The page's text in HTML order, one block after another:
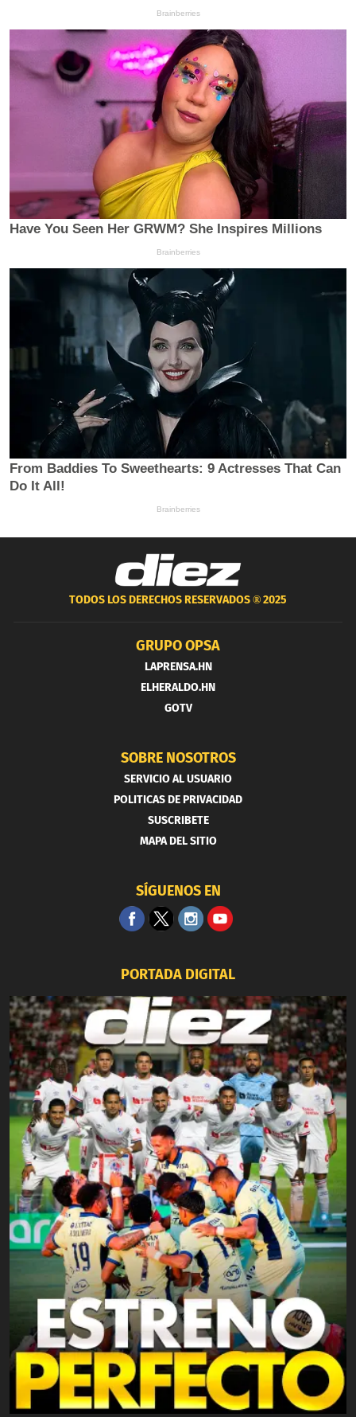
TODOS LOS DERECHOS RESERVADOS ®2025
GRUPO OPSA
LAPRENSA.HN
ELHERALDO.HN
GOTV
SOBRE NOSOTROS
SERVICIO AL USUARIO
POLITICAS DE PRIVACIDAD
SUSCRIBETE
MAPA DEL SITIO
SÍGUENOS EN
PORTADA DIGITAL